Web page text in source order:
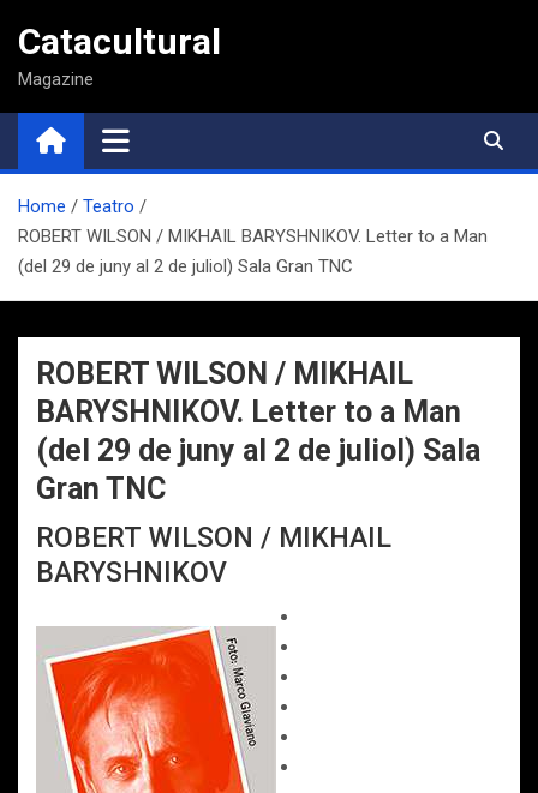
contenido
Catacultural
Magazine
Home
Teatro
ROBERT WILSON / MIKHAIL BARYSHNIKOV. Letter to a Man
(del 29 de juny al 2 de juliol) Sala Gran TNC
ROBERT WILSON / MIKHAIL
BARYSHNIKOV. Letter to a Man
(del 29 de juny al 2 de juliol) Sala
Gran TNC
ROBERT WILSON / MIKHAIL
BARYSHNIKOV